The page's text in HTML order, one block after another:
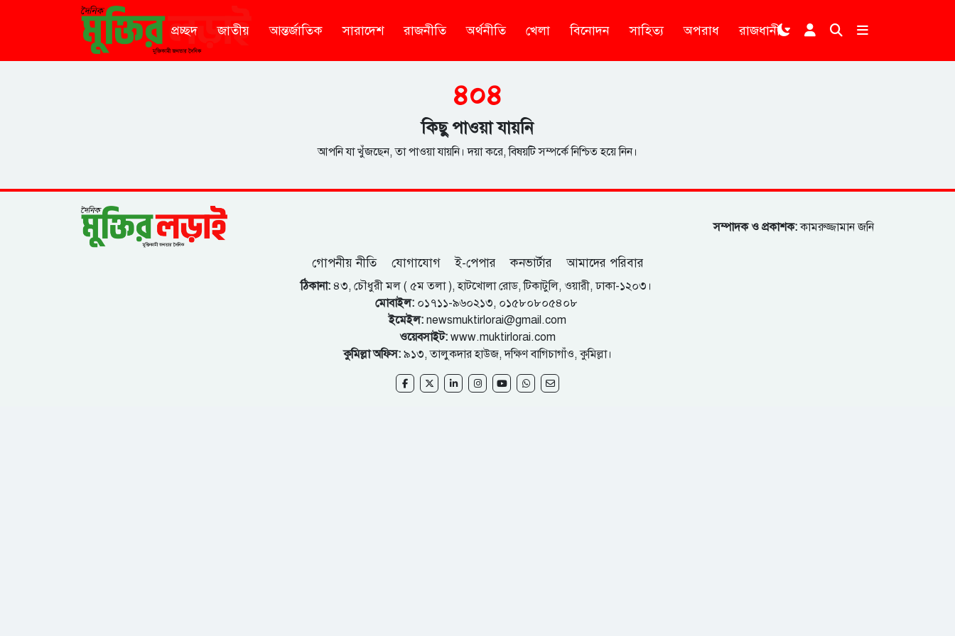
প্রচ্ছদ জাতীয় আন্তর্জাতিক সারাদেশ রাজনীতি অর্থনীতি খেলা বিনোদন সাহিত্য অপরাধ রাজধানী
৪০৪
কিছু পাওয়া যায়নি
আপনি যা খুঁজছেন, তা পাওয়া যায়নি। দয়া করে, বিষয়টি সম্পর্কে নিশ্চিত হয়ে নিন।
সম্পাদক ও প্রকাশক:কামরুজ্জামান জনি
গোপনীয় নীতি যোগাযোগ ই-পেপার কনভার্টার আমাদের পরিবার
ঠিকানা: ৪৩, চৌধুরী মল ( ৫ম তলা ), হাটখোলা রোড, টিকাটুলি, ওয়ারী, ঢাকা-১২০৩।
মোবাইল:০১৭১১-৯৬০২১৩, ০১৫৮০৮০৫৪০৮
ইমেইল: newsmuktirlorai@gmail.com
ওয়েবসাইট: www.muktirlorai.com
কুমিল্লা অফিস: ৯১৩, তালুকদার হাউজ, দক্ষিণ বাগিচাগাঁও, কুমিল্লা।